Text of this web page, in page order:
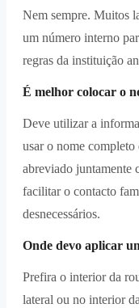
Nem sempre. Muitos
um número interno
regras da instituição
É melhor colocar o
Deve utilizar a
usar o nome
abreviado juntamente
facilitar o contacto
desnecessários.
Onde devo aplicar
Prefira o interior da
lateral ou no interior